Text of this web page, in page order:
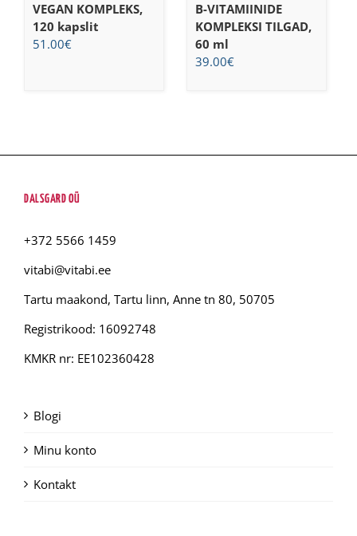
VEGAN KOMPLEKS,
120 kapslit
51.00€
B-VITAMIINIDE
KOMPLEKSI TILGAD,
60 ml
39.00€
DALSGARD OÜ
+372 5566 1459
vitabi@vitabi.ee
Tartu maakond, Tartu linn, Anne tn 80, 50705
Registrikood: 16092748
KMKR nr: EE102360428
Blogi
Minu konto
Kontakt